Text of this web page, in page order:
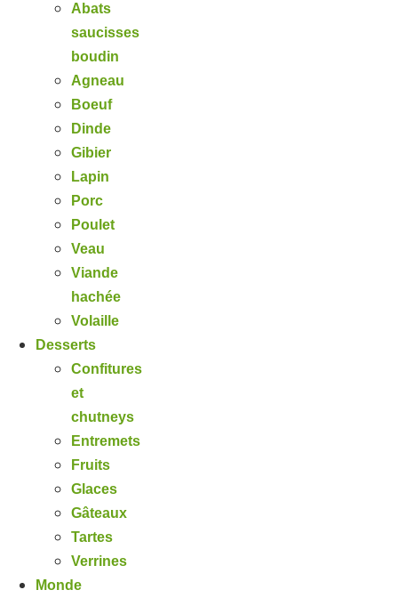
Abats
saucisses
boudin
Agneau
Boeuf
Dinde
Gibier
Lapin
Porc
Poulet
Veau
Viande
hachée
Volaille
Desserts
Confitures
et
chutneys
Entremets
Fruits
Glaces
Gâteaux
Tartes
Verrines
Monde